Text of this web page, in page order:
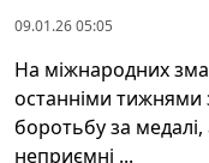
09.01.26 05:05
На міжнародних
останніми тижнями
боротьбу за медалі,
неприємні ...